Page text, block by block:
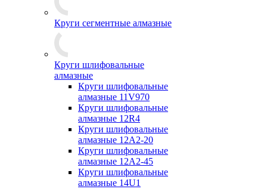
Круги сегментные алмазные
Круги шлифовальные
алмазные
Круги шлифовальные
алмазные 11V970
Круги шлифовальные
алмазные 12R4
Круги шлифовальные
алмазные 12А2-20
Круги шлифовальные
алмазные 12А2-45
Круги шлифовальные
алмазные 14U1